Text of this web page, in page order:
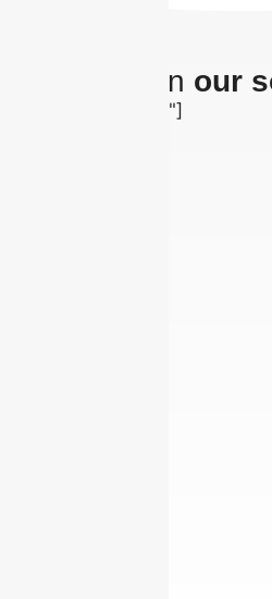
The latest on our
[insta-gallery id="0"]